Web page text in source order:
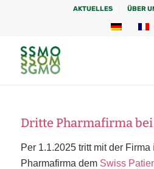
AKTUELLES ÜBER
Dritte Pharmafirma bei
Per 1.1.2025 tritt mit der Firma
Pharmafirma dem Swiss